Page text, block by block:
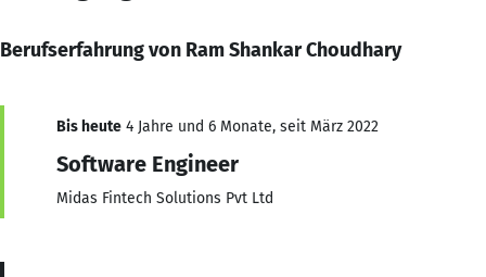
Berufserfahrung von Ram Shankar Choudhary
Bis heute 4 Jahre und 6 Monate, seit März 2022
Software Engineer
Midas Fintech Solutions Pvt Ltd